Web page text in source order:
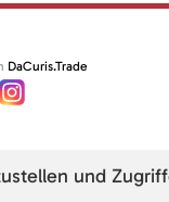
DaCuris.Trade
und